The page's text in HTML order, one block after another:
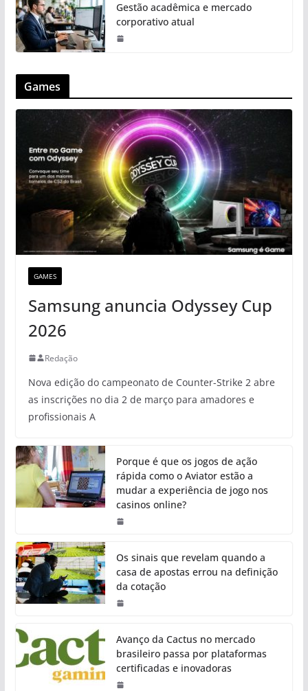
Gestão acadêmica e mercado
corporativo atual
Games
GAMES
Samsung anuncia Odyssey Cup
2026
Redação
Nova edição do campeonato de Counter-Strike 2 abre
as inscrições no dia 2 de março para amadores e
profissionais A
Porque é que os jogos de ação
rápida como o Aviator estão a
mudar a experiência de jogo nos
casinos online?
Os sinais que revelam quando a
casa de apostas errou na definição
da cotação
Avanço da Cactus no mercado
brasileiro passa por plataformas
certificadas e inovadoras